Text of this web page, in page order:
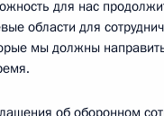
для нас
области для
мы должны
об оборонном